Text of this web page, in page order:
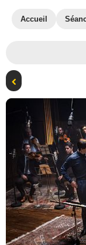
Accueil